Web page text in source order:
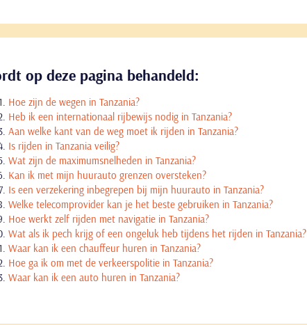
op deze pagina behandeld:
Hoe zijn de wegen in Tanzania?
Heb ik een internationaal rijbewijs nodig in Tanzania?
Aan welke kant van de weg moet ik rijden in Tanzania?
Is rijden in Tanzania veilig?
Wat zijn de maximumsnelheden in Tanzania?
Kan ik met mijn huurauto grenzen oversteken?
Is een verzekering inbegrepen bij mijn huurauto in Tanzania?
Welke telecomprovider kan je het beste gebruiken in Tanzania?
Hoe werkt zelf rijden met navigatie in Tanzania?
Wat als ik pech krijg of een ongeluk heb tijdens het rijden in Tanzania?
Waar kan ik een chauffeur huren in Tanzania?
Hoe ga ik om met de verkeerspolitie in Tanzania?
Waar kan ik een auto huren in Tanzania?